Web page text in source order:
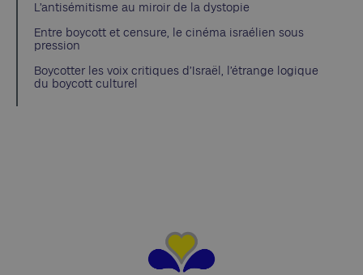
L’antisémitisme au miroir de la dystopie
Entre boycott et censure, le cinéma israélien sous
pression
Boycotter les voix critiques d’Israël, l’étrange logique
du boycott culturel